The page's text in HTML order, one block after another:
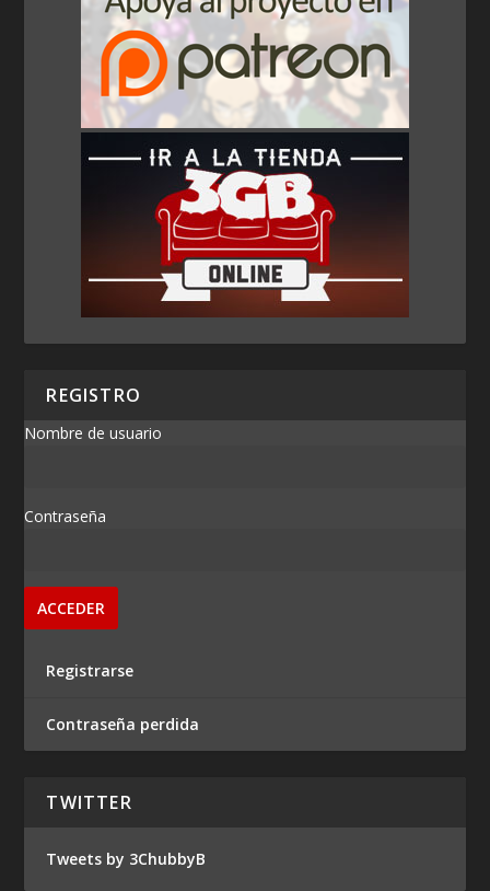
REGISTRO
Nombre de usuario
Contraseña
Registrarse
Contraseña perdida
TWITTER
Tweets by 3ChubbyB